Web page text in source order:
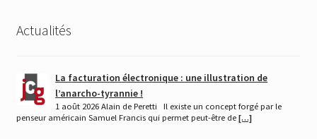
ancien
Actualités
La facturation électronique : une illustration de
l’anarcho-tyrannie !
1 août 2026 Alain de Peretti Il existe un concept forgé par le
penseur américain Samuel Francis qui permet peut-être de […]